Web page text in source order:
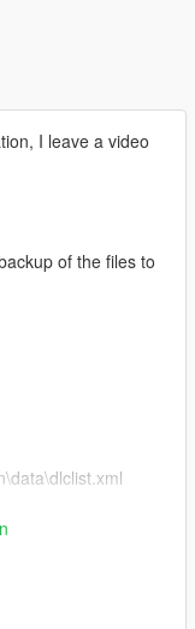
I leave a video
of the files to